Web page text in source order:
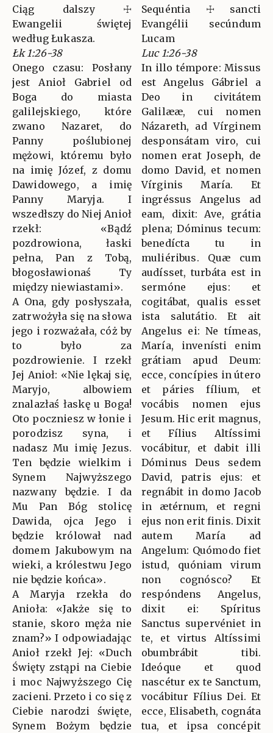
Ciąg dalszy ☩
Ewangelii świętej
według Łukasza.
Łk 1:26-38
Onego czasu: Posłany
jest Anioł Gabriel od
Boga do miasta
galilejskiego, które
zwano Nazaret, do
Panny poślubionej
mężowi, któremu było
na imię Józef, z domu
Dawidowego, a imię
Panny Maryja. I
wszedłszy do Niej Anioł
rzekł: «Bądź
pozdrowiona, łaski
pełna, Pan z Tobą,
błogosławionaś Ty
między niewiastami».
A Ona, gdy posłyszała,
zatrwożyła się na słowa
jego i rozważała, cóż by
to było za
pozdrowienie. I rzekł
Jej Anioł: «Nie lękaj się,
Maryjo, albowiem
znalazłaś łaskę u Boga!
Oto poczniesz w łonie i
porodzisz syna, i
nadasz Mu imię Jezus.
Ten będzie wielkim i
Synem Najwyższego
nazwany będzie. I da
Mu Pan Bóg stolicę
Dawida, ojca Jego i
będzie królował nad
domem Jakubowym na
wieki, a królestwu Jego
nie będzie końca».
A Maryja rzekła do
Anioła: «Jakże się to
stanie, skoro męża nie
znam?» I odpowiadając
Anioł rzekł Jej: «Duch
Święty zstąpi na Ciebie
i moc Najwyższego Cię
zacieni. Przeto i co się z
Ciebie narodzi święte,
Synem Bożym będzie
Sequéntia ☩ sancti
Evangélii secúndum
Lucam
Luc 1:26-38
In illo témpore: Missus
est Angelus Gábriel a
Deo in civitátem
Galilææ, cui nomen
Názareth, ad Vírginem
desponsátam viro, cui
nomen erat Joseph, de
domo David, et nomen
Vírginis María. Et
ingréssus Angelus ad
eam, dixit: Ave, grátia
plena; Dóminus tecum:
benedícta tu in
muliéribus. Quæ cum
audísset, turbáta est in
sermóne ejus: et
cogitábat, qualis esset
ista salutátio. Et ait
Angelus ei: Ne tímeas,
María, invenísti enim
grátiam apud Deum:
ecce, concípies in útero
et páries fílium, et
vocábis nomen ejus
Jesum. Hic erit magnus,
et Fílius Altíssimi
vocábitur, et dabit illi
Dóminus Deus sedem
David, patris ejus: et
regnábit in domo Jacob
in ætérnum, et regni
ejus non erit finis. Dixit
autem María ad
Angelum: Quómodo fiet
istud, quóniam virum
non cognósco? Et
respóndens Angelus,
dixit ei: Spíritus
Sanctus supervéniet in
te, et virtus Altíssimi
obumbrábit tibi.
Ideóque et quod
nascétur ex te Sanctum,
vocábitur Fílius Dei. Et
ecce, Elisabeth, cognáta
tua, et ipsa concépit